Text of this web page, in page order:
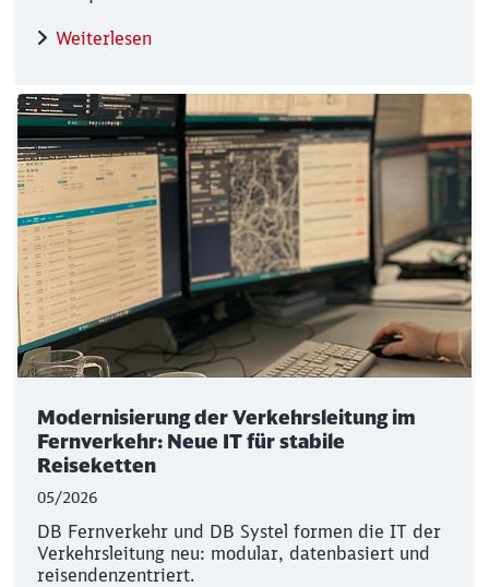
Weiterlesen
Modernisierung der Verkehrsleitung im
Fernverkehr: Neue IT für stabile
Reiseketten
05/2026
DB Fernverkehr und DB Systel formen die IT der
Verkehrsleitung neu: modular, datenbasiert und
reisendenzentriert.